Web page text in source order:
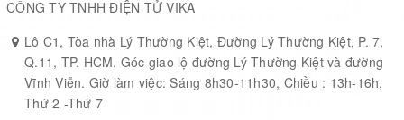
Maximum Clock Rate (MHz) 16
Data Bus Width (bit) 8
CÔNG TY TNHH ĐIỆN TỬ VIKA
Lô C1, Tòa nhà Lý Thường Kiệt, Đường Lý Thường Kiệt, P. 7,
Q.11, TP. HCM. Góc giao lộ đường Lý Thường Kiệt và đường
Vĩnh Viễn. Giờ làm việc: Sáng 8h30-11h30, Chiều : 13h-16h,
Thứ 2 -Thứ 7